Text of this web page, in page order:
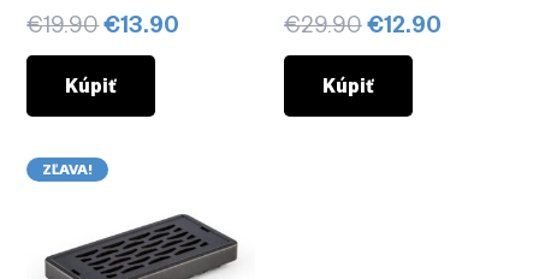
€19.90Pôvodná
cena
bola:
€19.90.
€13.90
Kúpiť
€29.90Pôvodná
cena
bola:
€29.90.
€12.90
Kúpiť
ZĽAVA!